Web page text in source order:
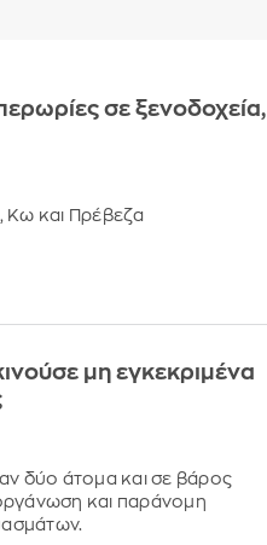
σε ξενοδοχεία,
Κω και Πρέβεζα
μη εγκεκριμένα
δύο άτομα και σε βάρος
και παράνομη